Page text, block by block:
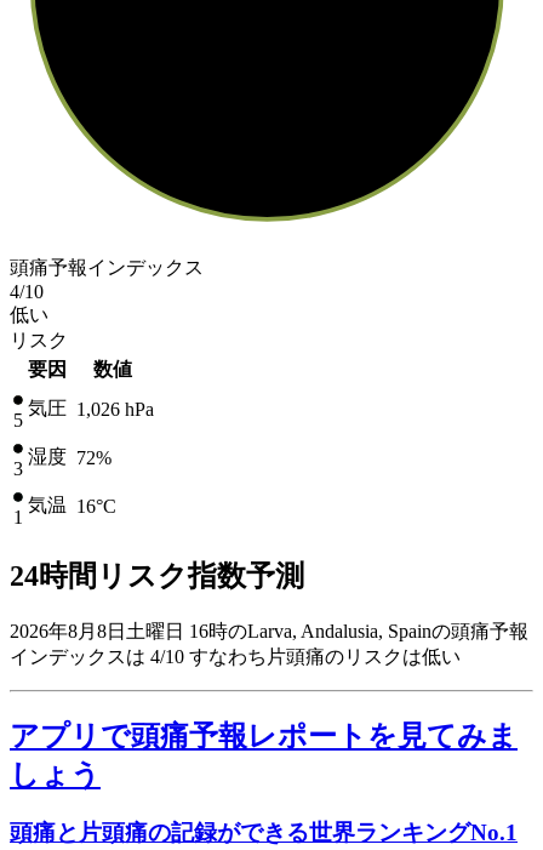
頭痛予報インデックス
4/10
低い
リスク
要因
数値
5
気圧 1,026 hPa
3
湿度 72%
1
気温 16°C
24時間リスク指数予測
2026年8月8日土曜日 16時のLarva, Andalusia, Spainの頭痛予報
インデックスは 4/10 すなわち片頭痛のリスクは低い
アプリで頭痛予報レポートを見てみま
しょう
頭痛と片頭痛の記録ができる世界ランキングNo.1